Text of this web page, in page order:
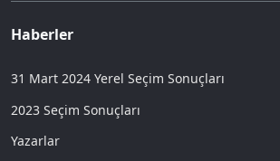
Haberler
31 Mart 2024 Yerel Seçim Sonuçları
2023 Seçim Sonuçları
Yazarlar